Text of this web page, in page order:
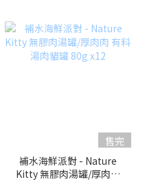
售完
補水海鮮派對 - Nature
Kitty 無膠肉湯罐/厚肉肉